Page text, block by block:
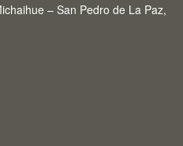
– San Pedro de La Paz,